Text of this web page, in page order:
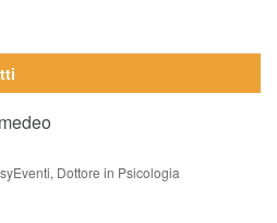
Dottore in Psicologia